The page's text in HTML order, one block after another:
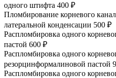
одного штифта 400 ₽
Пломбирование корневого
латеральной конденсации 500 ₽
Распломбировка одного
пастой 600 ₽
Распломбировка одного
резорцинформалиновой пастой
Распломбировка одного